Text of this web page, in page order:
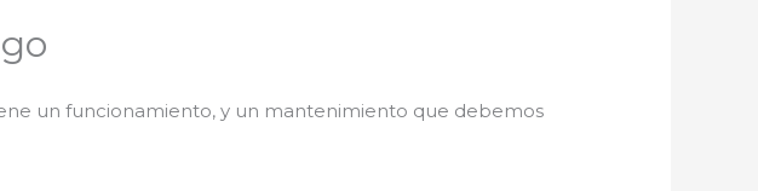
un funcionamiento, y un mantenimiento que debemos